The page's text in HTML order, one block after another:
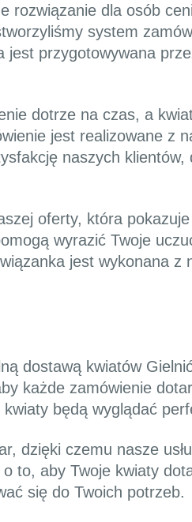
rozwiązanie dla osób
system
jest przygotowywana
dotrze na czas, a
jest realizowane z
naszych
oferty, która
wyrazić Twoje
jest wykonana z
dostawą kwiatów
każde zamówienie
będą wyglądać
dzięki czemu nasze
to, aby Twoje kwiaty
się do Twoich potrzeb.